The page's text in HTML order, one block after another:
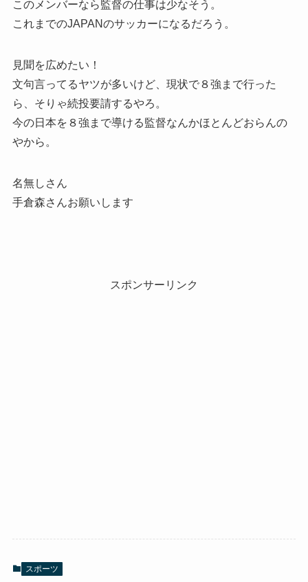
このメンバーなら監督の仕事は少なそう。
これまでのJAPANのサッカーになるだろう。
見聞を広めたい！
文句言ってるヤツが多いけど、現状で８強まで行った
ら、そりゃ続投要請するやろ。
今の日本を８強まで導ける監督なんかほとんどおらんの
やから。
名無しさん
手倉森さんお願いします
スポンサーリンク
スポーツ